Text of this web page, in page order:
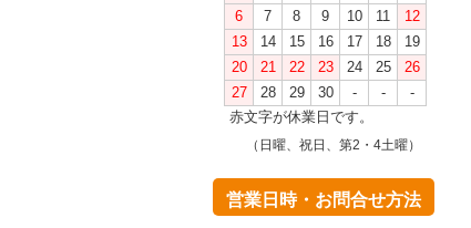
6
7 8 9 10 11
12
13
14 15 16 17 18
19
20
21 22 23 24 25
26
27
28 29 30 - -
-
赤文字が休業日です。
（日曜、祝日、第2・4土曜）
営業日時・お問合せ方法